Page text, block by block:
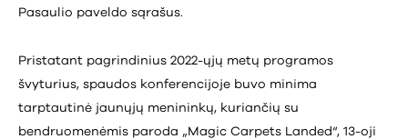
Pasaulio paveldo sąrašus.
Pristatant pagrindinius 2022-ųjų metų programos
švyturius, spaudos konferencijoje buvo minima
tarptautinė jaunųjų menininkų, kuriančių su
bendruomenėmis paroda „Magic Carpets Landed“, 13-oji